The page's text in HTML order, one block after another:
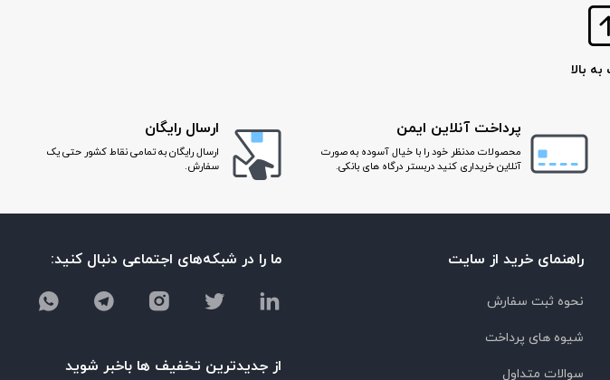
بالا
پرداخت آنلاین ایمن
محصولات مدنظر خود را با خیال آسوده به صورت
آنلاین خریداری کنید دربستر درگاه های بانکی.
ارسال رایگان
ارسال رایگان به تمامی نقاط کشور حتی یک
سفارش.
راهنمای خرید از سایت
نحوه ثبت سفارش
شیوه های پرداخت
سوالات متداول
ما را در شبکه‌های اجتماعی دنبال کنید:
از جدیدترین تخفیف ها باخبر شوید